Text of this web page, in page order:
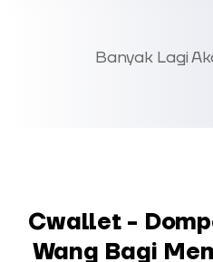
Banyak Lagi
Cwallet -
Wang Bagi